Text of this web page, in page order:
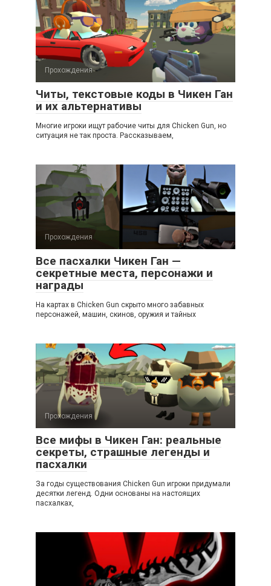
Прохождения
Читы, текстовые коды в Чикен Ган
и их альтернативы
Многие игроки ищут рабочие читы для Chicken Gun, но
ситуация не так проста. Рассказываем,
Прохождения
Все пасхалки Чикен Ган —
секретные места, персонажи и
награды
На картах в Chicken Gun скрыто много забавных
персонажей, машин, скинов, оружия и тайных
Прохождения
Все мифы в Чикен Ган: реальные
секреты, страшные легенды и
пасхалки
За годы существования Chicken Gun игроки придумали
десятки легенд. Одни основаны на настоящих
пасхалках,